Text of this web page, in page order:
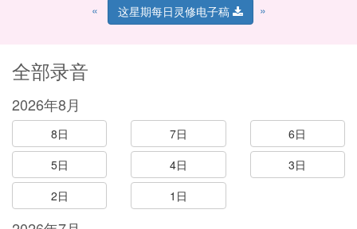
«
这星期每日灵修电子稿 »
全部录音
2026年8月
8日 7日
6日
5日
4日
3日
2日
1日